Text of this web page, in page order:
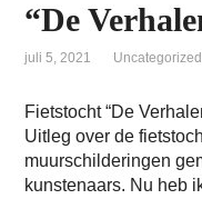
“De
juli 5, 2021 Uncategorized
Fietstocht “De
Uitleg over de
muurschilderingen
kunstenaars. Nu heb